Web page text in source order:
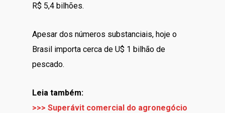
R$ 5,4 bilhões.
Apesar dos números substanciais, hoje o
Brasil importa cerca de U$ 1 bilhão de
pescado.
Leia também:
>>> Superávit comercial do agronegócio